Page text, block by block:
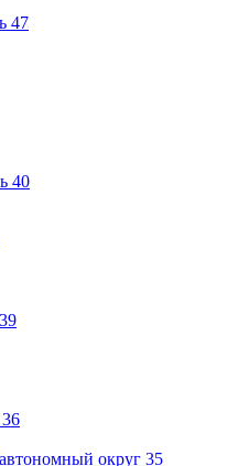
47
40
39
36
округ 35